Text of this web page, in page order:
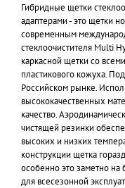
Гибридные щетки
адаптерами - это щетки
современным
стеклоочистителя Multi
каркасной щетки со
пластикового кожуха.
Российском рынке.
высококачественных
качество.
чистящей резинки
высоких и низких
конструкции щетка
особенно это заметно
для всесезонной